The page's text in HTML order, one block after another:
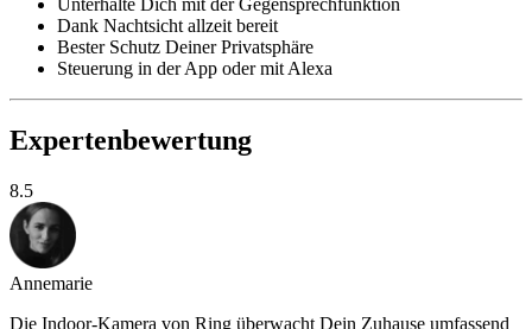
Unterhalte Dich mit der Gegensprechfunktion
Dank Nachtsicht allzeit bereit
Bester Schutz Deiner Privatsphäre
Steuerung in der App oder mit Alexa
Expertenbewertung
8.5
Annemarie
Die Indoor-Kamera von Ring überwacht Dein Zuhause umfassend